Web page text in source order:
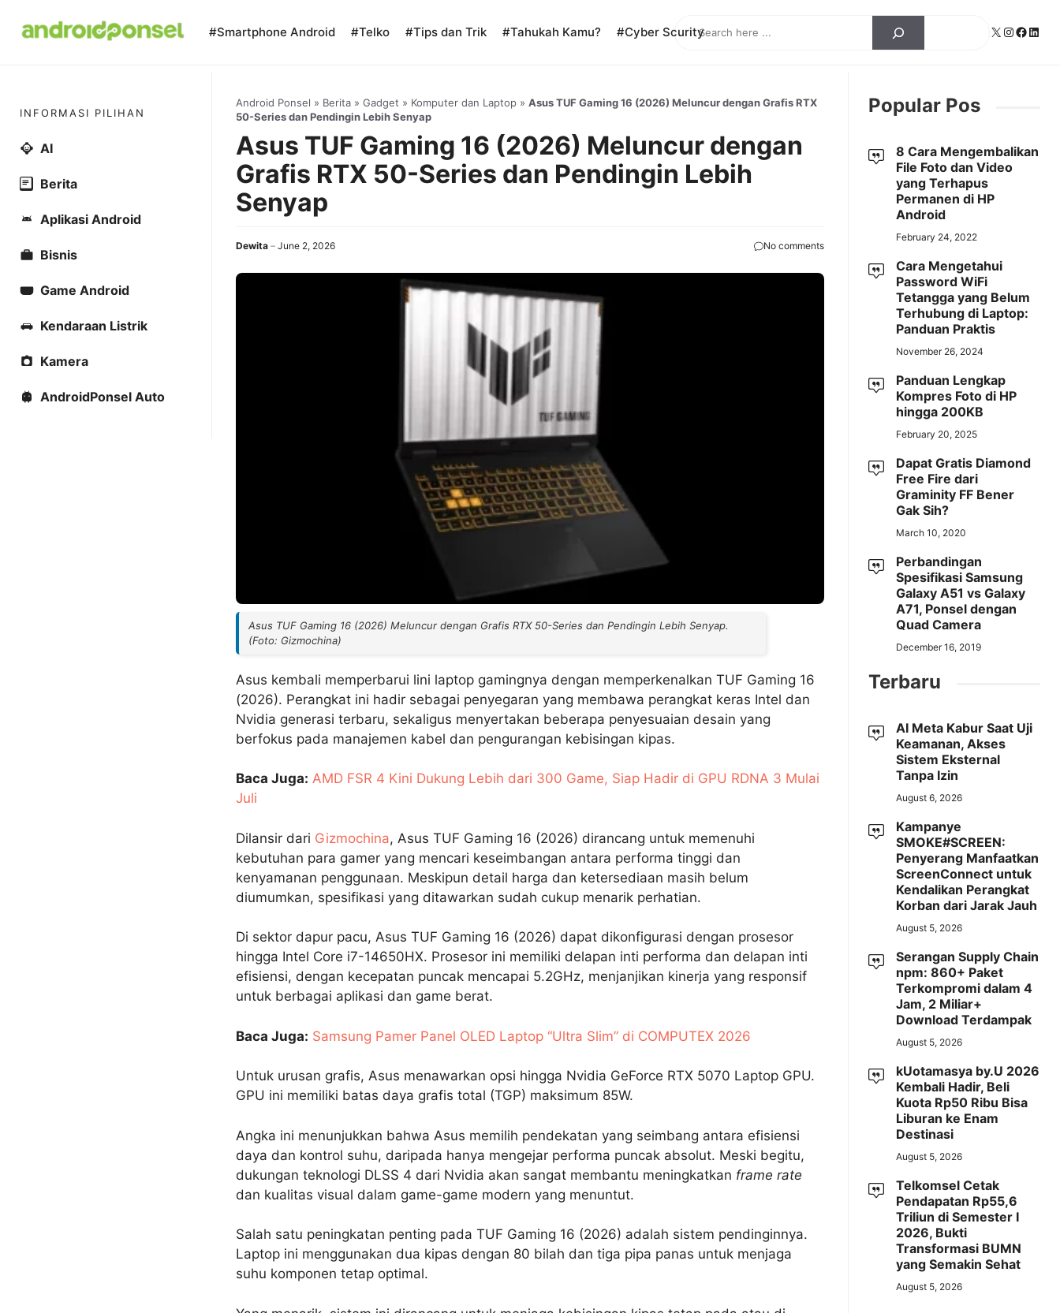
Search X Instagram
#Smartphone Android #Telko #Tips dan Trik #Tahukah Kamu? #Cyber Scurity
Android Ponsel » Berita» Gadget » Komputer dan Laptop» Asus TUF Gaming 16 (2026) Meluncur dengan Grafis RTX
50-Series dan Pendingin Lebih Senyap
Asus TUF Gaming 16 (2026) Meluncur dengan
Grafis RTX 50-Series dan Pendingin Lebih
Senyap
Dewita June 2, 2026 No comments
Asus TUF Gaming 16 (2026) Meluncur dengan Grafis RTX 50-Series dan Pendingin Lebih Senyap.
(Foto: Gizmochina)
Asus kembali memperbarui lini laptop gamingnya dengan memperkenalkan TUF Gaming 16
(2026). Perangkat ini hadir sebagai penyegaran yang membawa perangkat keras Intel dan
Nvidia generasi terbaru, sekaligus menyertakan beberapa penyesuaian desain yang
berfokus pada manajemen kabel dan pengurangan kebisingan kipas.
Baca Juga: AMD FSR 4 Kini Dukung Lebih dari 300 Game, Siap Hadir di GPU RDNA 3 Mulai
Juli
Dilansir dari Gizmochina, Asus TUF Gaming 16 (2026) dirancang untuk memenuhi
kebutuhan para gamer yang mencari keseimbangan antara performa tinggi dan
kenyamanan penggunaan. Meskipun detail harga dan ketersediaan masih belum
diumumkan, spesifikasi yang ditawarkan sudah cukup menarik perhatian.
Di sektor dapur pacu, Asus TUF Gaming 16 (2026) dapat dikonfigurasi dengan prosesor
hingga Intel Core i7-14650HX. Prosesor ini memiliki delapan inti performa dan delapan inti
efisiensi, dengan kecepatan puncak mencapai 5.2GHz, menjanjikan kinerja yang responsif
untuk berbagai aplikasi dan game berat.
Baca Juga: Samsung Pamer Panel OLED Laptop “Ultra Slim” di COMPUTEX 2026
Untuk urusan grafis, Asus menawarkan opsi hingga Nvidia GeForce RTX 5070 Laptop GPU.
GPU ini memiliki batas daya grafis total (TGP) maksimum 85W.
Angka ini menunjukkan bahwa Asus memilih pendekatan yang seimbang antara efisiensi
daya dan kontrol suhu, daripada hanya mengejar performa puncak absolut. Meski begitu,
dukungan teknologi DLSS 4 dari Nvidia akan sangat membantu meningkatkan frame rate
dan kualitas visual dalam game-game modern yang menuntut.
Salah satu peningkatan penting pada TUF Gaming 16 (2026) adalah sistem pendinginnya.
Laptop ini menggunakan dua kipas dengan 80 bilah dan tiga pipa panas untuk menjaga
suhu komponen tetap optimal.
INFORMASI PILIHAN
AI
Berita
Aplikasi Android
Bisnis
Game Android
Kendaraan Listrik
Kamera
AndroidPonsel Auto
Popular Pos
8 Cara Mengembalikan
File Foto dan Video
yang Terhapus
Permanen di HP
Android
February 24, 2022
Cara Mengetahui
Password WiFi
Tetangga yang Belum
Terhubung di Laptop:
Panduan Praktis
November 26, 2024
Panduan Lengkap
Kompres Foto di HP
hingga 200KB
February 20, 2025
Dapat Gratis Diamond
Free Fire dari
Graminity FF Bener
Gak Sih?
March 10, 2020
Perbandingan
Spesifikasi Samsung
Galaxy A51 vs Galaxy
A71, Ponsel dengan
Quad Camera
December 16, 2019
Terbaru
AI Meta Kabur Saat Uji
Keamanan, Akses
Sistem Eksternal
Tanpa Izin
August 6, 2026
Kampanye
SMOKE#SCREEN:
Penyerang Manfaatkan
ScreenConnect untuk
Kendalikan Perangkat
Korban dari Jarak Jauh
August 5, 2026
Serangan Supply Chain
npm: 860+ Paket
Terkompromi dalam 4
Jam, 2 Miliar+
Download Terdampak
August 5, 2026
kUotamasya by.U 2026
Kembali Hadir, Beli
Kuota Rp50 Ribu Bisa
Liburan ke Enam
Destinasi
August 5, 2026
Telkomsel Cetak
Pendapatan Rp55,6
Triliun di Semester I
2026, Bukti
Transformasi BUMN
yang Semakin Sehat
August 5, 2026